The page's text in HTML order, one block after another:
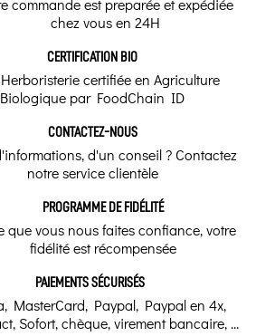
chez vous en 24H
CERTIFICATION BIO
certifiée en Agriculture
Biologique par FoodChain ID
CONTACTEZ-NOUS
d'un conseil ? Contactez
notre service clientèle
PROGRAMME DE FIDÉLITÉ
que vous nous faites confiance, votre
fidélité est récompensée
PAIEMENTS SÉCURISÉS
MasterCard, Paypal, Paypal en 4x,
Sofort, chèque, virement bancaire, ...